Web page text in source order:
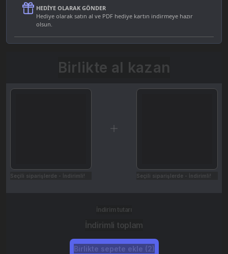
HEDIYE OLARAK GÖNDER
Hediye olarak satın al ve PDF hediye kartın indirmeye hazır
olsun.
Birlikte al kazan
Seçili siparişlerde - İndirimli! Seçili siparişlerde - İndirimli!
İndirim tutarı
İndirimli toplam
Birlikte sepete ekle (2)